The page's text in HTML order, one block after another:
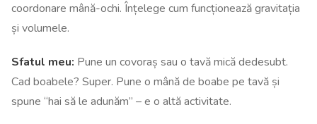
coordonare mână-ochi. Înțelege cum funcționează gravitația
și volumele.
Sfatul meu: Pune un covoraș sau o tavă mică dedesubt.
Cad boabele? Super. Pune o mână de boabe pe tavă și
spune “hai să le adunăm” – e o altă activitate.